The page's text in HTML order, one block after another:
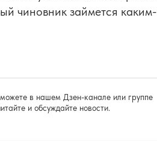
чиновник займется
в нашем Дзен-канале или группе
и обсуждайте новости.